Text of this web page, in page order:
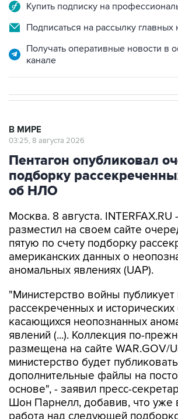
Купить подписку на
Подписаться на рассылку главных
Получать оперативные новости в
канале
В МИРЕ
03:25, 8 августа 2026
Пентагон опубликовал
подборку
об НЛО
Москва. 8 августа. INTERFAX.RU
разместил на своем сайте
пятую по счету подборку
американских данных о
аномальных явлениях (UAP).
"Министерство войны публикует
рассекреченных и
касающихся неопознанных
явлений (...). Коллекция по-
размещена на сайте WAR.GOV/
министерство будет публиковать
дополнительные файлы на
основе", - заявил пресс-
Шон Парнелл, добавив, что уже